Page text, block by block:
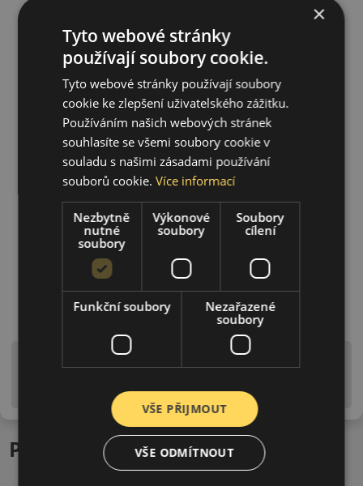
Upozornění! Hodnoty na štítku jsou pouze
is EU štítky ve smyslu dosud platné (předchozí) legislativy.
Podobné produkty
×
Tyto webové stránky
používají soubory cookie.
Tyto webové stránky používají soubory
cookie ke zlepšení uživatelského zážitku.
Používáním našich webových stránek
souhlasíte se všemi soubory cookie v
souladu s našimi zásadami používání
souborů cookie.Více informací
Nezbytně
nutné
soubory
Výkonové
soubory
Soubory
cílení
Funkční soubory
Nezařazené
soubory
VŠE PŘIJMOUT
VŠE ODMÍTNOUT